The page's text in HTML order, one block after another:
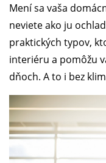
Mení sa vaša
neviete ako ju
praktických typov,
interiéru a pomôžu
dňoch. A to i bez